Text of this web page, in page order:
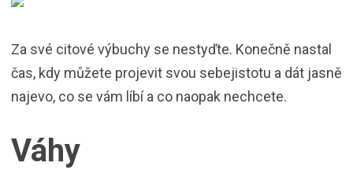
Za své citové výbuchy se nestyďte. Konečně nastal
čas, kdy můžete projevit svou sebejistotu a dát jasně
najevo, co se vám líbí a co naopak nechcete.
Váhy